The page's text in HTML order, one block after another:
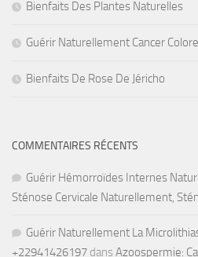
Bienfaits Des Plantes Naturelles
Guérir Naturellement Cancer
Bienfaits De Rose De Jéricho
COMMENTAIRES RÉCENTS
Guérir Hémorroïdes Internes
Sténose Cervicale Naturellement,
Guérir Naturellement La
+22941426197 dans Azoospermie: